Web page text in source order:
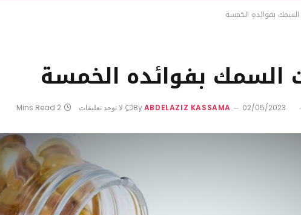
بفوائده الخمسة
بفوائده الخمسة
ByABDELAZIZ KASSAMA 02/05/2023 لا توجد تعليقات 2 Mins Read